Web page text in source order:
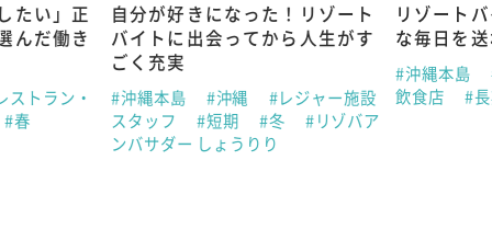
たい」正
んだ働き
ストラン・
#春
自分が好きになった！リゾート
バイトに出会ってから人生がす
ごく充実
#沖縄本島 #沖縄
#レジャー施設
スタッフ
#短期 #冬
#リゾバア
ンバサダー しょうりり
リゾート
な毎日を
#沖縄本島
飲食店
#